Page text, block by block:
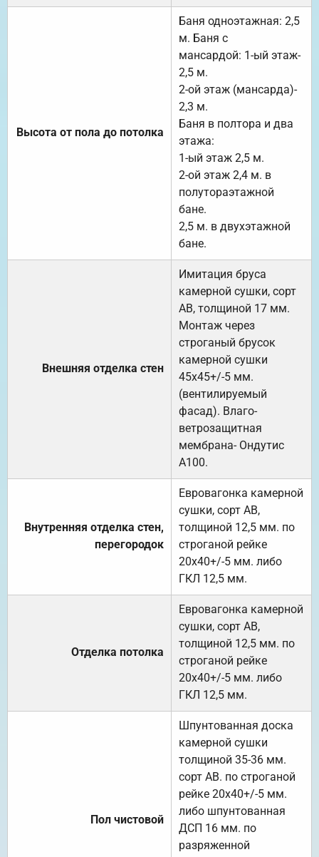
Высота от пола до потолка
Баня одноэтажная: 2,5
м. Баня с
мансардой: 1-ый этаж-
2,5 м.
2-ой этаж (мансарда)-
2,3 м.
Баня в полтора и два
этажа:
1-ый этаж 2,5 м.
2-ой этаж 2,4 м. в
полутораэтажной
бане.
2,5 м. в двухэтажной
бане.
Внешняя отделка стен
Имитация бруса
камерной сушки, сорт
АВ, толщиной 17 мм.
Монтаж через
строганый брусок
камерной сушки
45х45+/-5 мм.
(вентилируемый
фасад). Влаго-
ветрозащитная
мембрана- Ондутис
А100.
Внутренняя отделка стен,
перегородок
Евровагонка камерной
сушки, сорт АВ,
толщиной 12,5 мм. по
строганой рейке
20х40+/-5 мм. либо
ГКЛ 12,5 мм.
Отделка потолка
Евровагонка камерной
сушки, сорт АВ,
толщиной 12,5 мм. по
строганой рейке
20х40+/-5 мм. либо
ГКЛ 12,5 мм.
Пол чистовой
Шпунтованная доска
камерной сушки
толщиной 35-36 мм.
сорт АВ. по строганой
рейке 20х40+/-5 мм.
либо шпунтованная
ДСП 16 мм. по
разряженной